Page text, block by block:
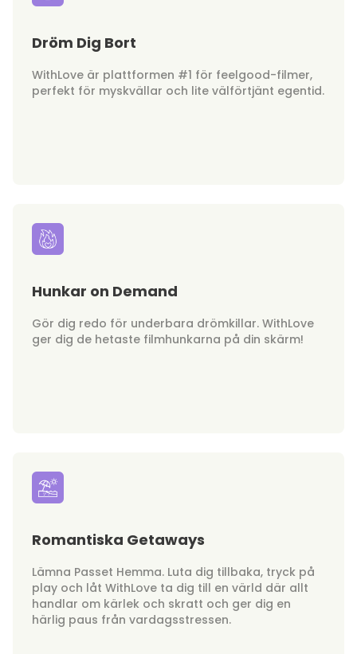
Dröm Dig Bort
WithLove är plattformen #1 för feelgood-filmer,
perfekt för myskvällar och lite välförtjänt egentid.
Hunkar on Demand
Gör dig redo för underbara drömkillar. WithLove
ger dig de hetaste filmhunkarna på din skärm!
Romantiska Getaways
Lämna Passet Hemma. Luta dig tillbaka, tryck på
play och låt WithLove ta dig till en värld där allt
handlar om kärlek och skratt och ger dig en
härlig paus från vardagsstressen.